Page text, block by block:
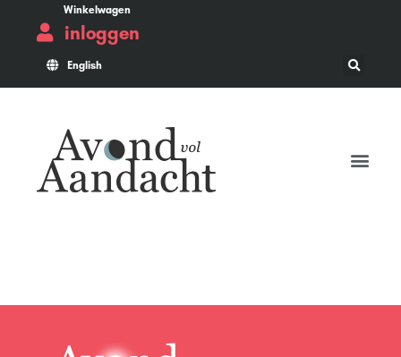
Winkelwagen
inloggen
English